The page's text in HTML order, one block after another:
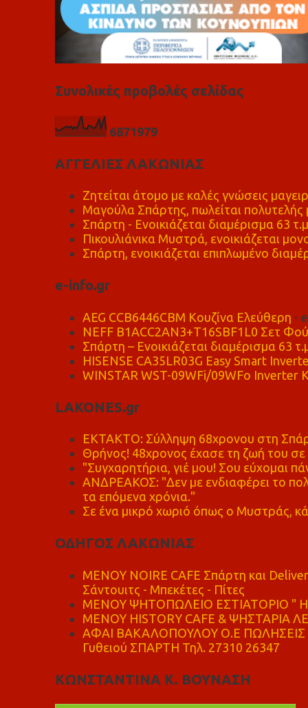
Συνολικές προβολές σελίδας
6871979
ΑΓΓΕΛΙΕΣ ΛΑΚΩΝΙΑΣ
Ζητείται άτομο με καλές γνώσεις
Μαγούλα Σπάρτης, πωλείται πολυτελής
Σπάρτη - Ενοικιάζεται διαμέρισμα 63 τ.μ
Πικουλιάνικα Μυστρά, ενοικιάζεται
Σπάρτη, ενοικιάζεται επιπλωμένο
e-info.gr
AEG CCB6446CBM Κουζίνα Ελεύθερη -
NEFF B1ACC2AN3+T16SBF1L0 Σετ
Σπάρτη – Ενοικιάζεται διαμέρισμα 63
HISENSE CA35LR03G Easy Smart
WINSTAR WST-09WFi/09WFo Inverter
LAKONES.gr
ΕΚΤΑΚΤΟ: Σύλληψη 68χρονου στη
Θρήνος! 48χρονος έχασε τη ζωή του
"Συγχαρητήρια, γιέ μου! Σου εύχομαι
ΑΝΔΡΕΑΚΟΣ: "Δεν με ενδιαφέρει το
τα επόμενα χρόνια."
Σε ένα μικρό χωριό όπως ο Μυστράς,
ΟΔΗΓΟΣ ΛΑΚΩΝΙΑΣ
MENOY NOIRE CAFE Σπάρτη και
Σάντουιτς - Μπεκέτες - Πίτες
ΜΕΝΟΥ ΨΗΤΟΠΩΛΕΙΟ ΕΣΤΙΑΤΟΡΙΟ "
ΜΕΝΟΥ HISTORY CAFE & ΨΗΣΤΑΡΙΑ
ΑΦΑΙ ΒΑΚΑΛΟΠΟΥΛΟΥ Ο.Ε ΠΩΛΗΣΕΙΣ
Γυθειού ΣΠΑΡΤΗ Τηλ. 27310 26347
ΚΩΝΣΤΑΝΤΙΝΑ Κ. ΒΟΥΝΑΣΗ